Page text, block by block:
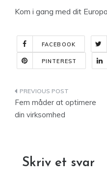
Kom i gang med dit
FACEBOOK
PINTEREST
Fem måder at optimere
din virksomhed
Skriv et svar